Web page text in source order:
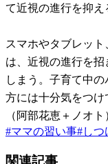
て近視の進行を抑え
スマホやタブレッ
は、近視の進行を
しまう。子育て中
方には十分気をつけ
（阿部花恵＋ノオト
#ママの習い事#しつ
関連記事